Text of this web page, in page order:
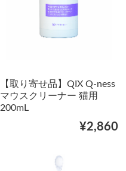
【取り寄せ品】QIX Q-ness
マウスクリーナー 猫用
200mL
¥2,860